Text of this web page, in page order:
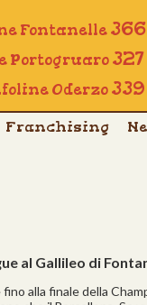
Fontanelle
Portogruaro
Oderzo
Franchising
al Gallileo di
alla finale della